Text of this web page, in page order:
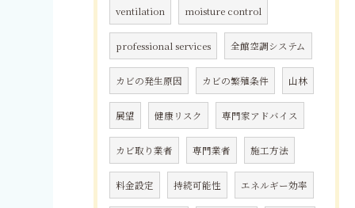
ventilation moisture control
professional services 全館空調システム
カビの発生原因 カビの繁殖条件 山林
展望 健康リスク 専門家アドバイス
カビ取り業者 専門業者 施工方法
料金設定 持続可能性 エネルギー効率